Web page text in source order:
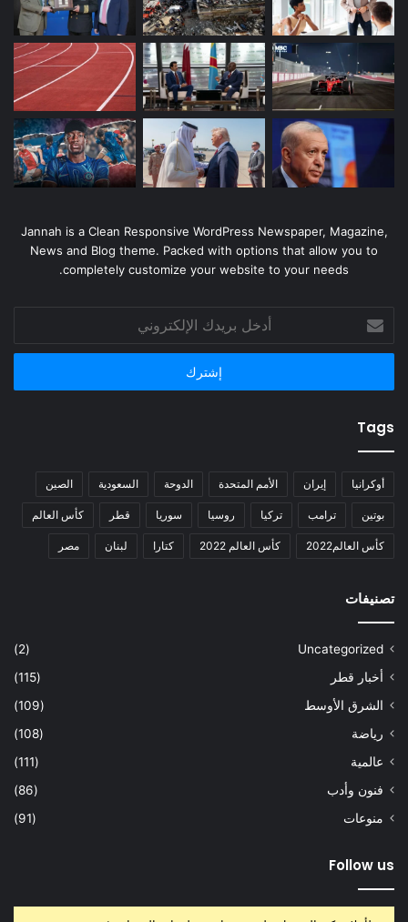
Jannah is a Clean Responsive WordPress Newspaper, Magazine,
News and Blog theme. Packed with options that allow you to
completely customize your website to your needs.
بريدك
الإلكتروني
Tags
أوكرانيا إيران الأمم المتحدة الدوحة السعودية الصين
بوتين ترامب تركيا روسيا سوريا قطر كأس العالم
كأس العالم2022 كأس العالم 2022 كتارا لبنان مصر
تصنيفات
Uncategorized
(2)
أخبار قطر
(115)
الشرق الأوسط
(109)
رياضة
(108)
عالمية
(111)
فنون وأدب
(86)
منوعات
(91)
Follow us